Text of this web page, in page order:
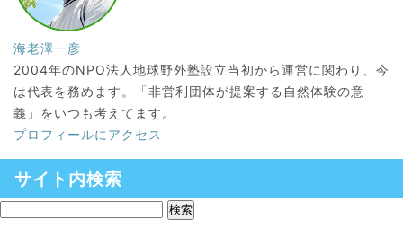
海老澤一彦
2004年のNPO法人地球野外塾設立当初から運営に関わり、今
は代表を務めます。「非営利団体が提案する自然体験の意
義」をいつも考えてます。
プロフィールにアクセス
サイト内検索